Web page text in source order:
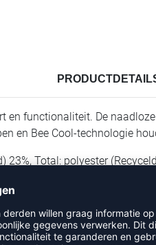
en functionaliteit. De
en Bee Cool-technologie
Total: polyester